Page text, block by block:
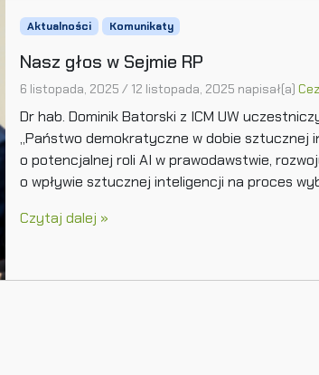
Aktualności Komunikaty
Nasz głos w Sejmie RP
6 listopada, 2025 / 12 listopada, 2025 napisał(a)
Dr hab. Dominik Batorski z ICM UW
„Państwo demokratyczne w dobie sztucznej
o potencjalnej roli AI w prawodawstwie,
o wpływie sztucznej inteligencji na proces
Czytaj dalej »